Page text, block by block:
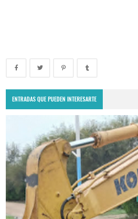
ENTRADAS QUE PUEDEN INTERESARTE